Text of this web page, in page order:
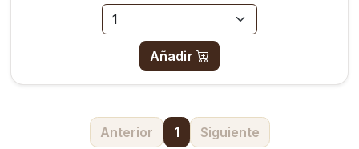
Añadir
Anterior 1 Siguiente